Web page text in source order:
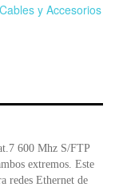
y Accesorios
600 Mhz S/FTP
extremos. Este
redes Ethernet de